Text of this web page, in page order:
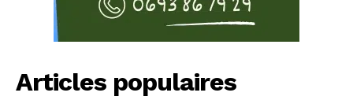
Articles populaires